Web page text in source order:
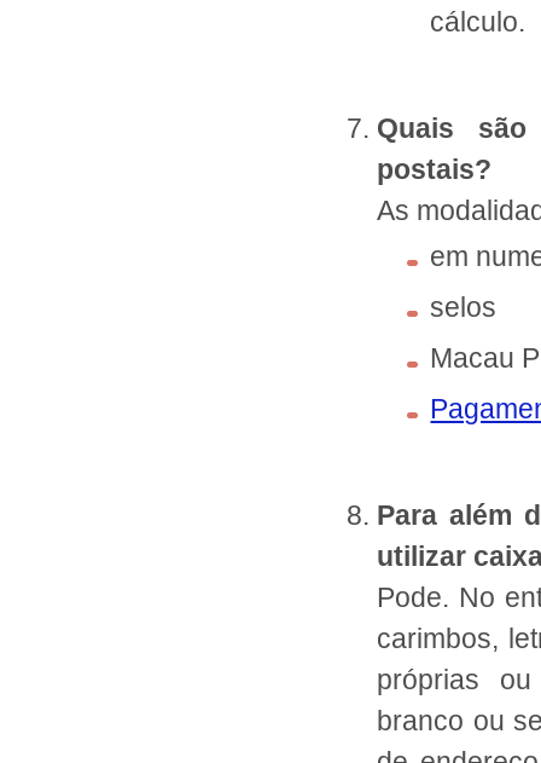
cálculo.
Quais
postais?
As
em
selos
Macau
Para além
utilizar
Pode. No
carimbos,
próprias
branco ou